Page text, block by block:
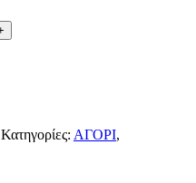
Κατηγορίες: ΑΓΟΡΙ,